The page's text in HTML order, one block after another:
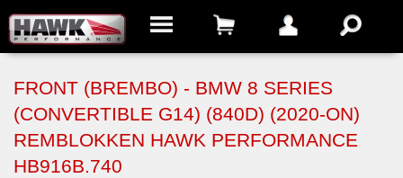
FRONT (BREMBO) - BMW 8 SERIES
(CONVERTIBLE G14) (840D) (2020-ON)
REMBLOKKEN HAWK PERFORMANCE
HB916B.740